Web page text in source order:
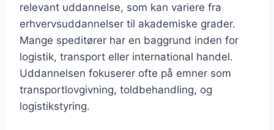
relevant uddannelse, som kan variere fra
erhvervsuddannelser til akademiske grader.
Mange speditører har en baggrund inden for
logistik, transport eller international handel.
Uddannelsen fokuserer ofte på emner som
transportlovgivning, toldbehandling, og
logistikstyring.